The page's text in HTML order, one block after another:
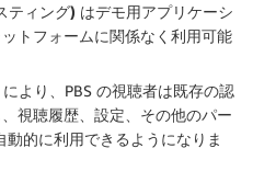
ティング) はデモ用アプリケーシ
トフォームに関係なく利用可能
により、PBS の視聴者は既存の認
視聴履歴、設定、その他のパー
動的に利用できるようになりま